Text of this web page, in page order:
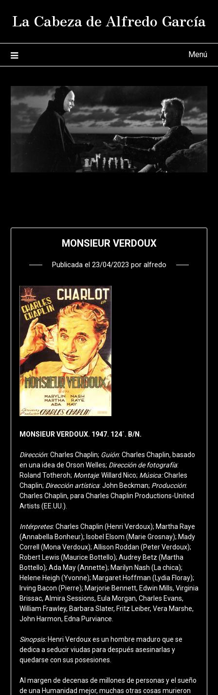
La Cabeza de Alfredo García
Menú
MONSIEUR VERDOUX
Publicada el 23/04/2023 por alfredo
MONSIEUR VERDOUX. 1947. 124´. B/N.
Dirección: Charles Chaplin; Guión: Charles Chaplin, basado
en una idea de Orson Welles; Dirección de fotografía:
Roland Totheroh; Montaje: Willard Nico; Música:Charles
Chaplin; Dirección artística: John Beckman; Producción:
Charles Chaplin, para Charles Chaplin Productions-United
Artists (EE.UU.).
Intérpretes: Charles Chaplin (Henri Verdoux); Martha Raye
(Annabella Bonheur); Isobel Elsom (Marie Grosnay); Mady
Correll (Mona Verdoux); Allison Roddan (Peter Verdoux);
Robert Lewis (Maurice Bottello); Audrey Betz (Martha
Bottello); Ada May (Annette); Marilyn Nash (La chica);
Helene Heigh (Yvonne); Margaret Hoffman (Lydia Floray);
Irving Bacon (Pierre); Marjorie Bennett, Edwin Mills, Virginia
Brissac, Almira Sessions, Eula Morgan, Charles Evans,
William Frawley, Barbara Slater, Fritz Leiber, Vera Marshe,
John Harmon, Edna Purviance.
Sinopsis: Henri Verdoux es un hombre maduro que se
dedica a seducir viudas para después asesinarlas y
quedarse con sus posesiones.
Al margen de decenas de millones de personas y el sueño
de una Humanidad mejor, muchas otras cosas murieron